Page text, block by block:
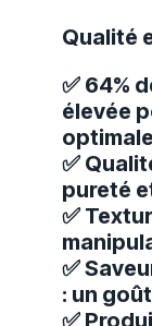
Qualité
✅ 64%
élevée
optimale
✅
pureté
✅
✅
: un
✅